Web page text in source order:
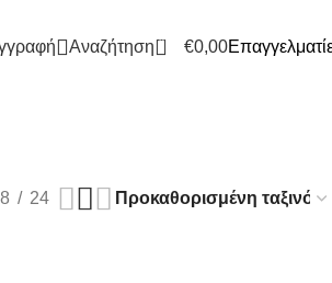
Αναζήτηση 0 €0,00
24